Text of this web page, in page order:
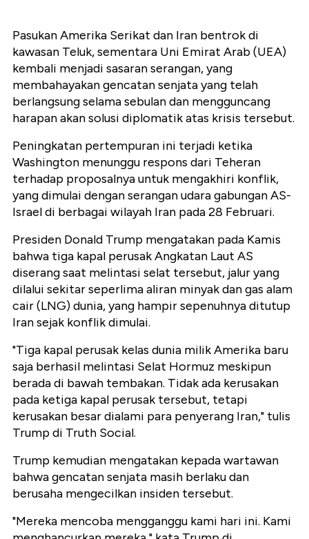
Pasukan Amerika Serikat dan Iran bentrok di
kawasan Teluk, sementara Uni Emirat Arab (UEA)
kembali menjadi sasaran serangan, yang
membahayakan gencatan senjata yang telah
berlangsung selama sebulan dan mengguncang
harapan akan solusi diplomatik atas krisis tersebut.
Peningkatan pertempuran ini terjadi ketika
Washington menunggu respons dari Teheran
terhadap proposalnya untuk mengakhiri konflik,
yang dimulai dengan serangan udara gabungan AS-
Israel di berbagai wilayah Iran pada 28 Februari.
Presiden Donald Trump mengatakan pada Kamis
bahwa tiga kapal perusak Angkatan Laut AS
diserang saat melintasi selat tersebut, jalur yang
dilalui sekitar seperlima aliran minyak dan gas alam
cair (LNG) dunia, yang hampir sepenuhnya ditutup
Iran sejak konflik dimulai.
"Tiga kapal perusak kelas dunia milik Amerika baru
saja berhasil melintasi Selat Hormuz meskipun
berada di bawah tembakan. Tidak ada kerusakan
pada ketiga kapal perusak tersebut, tetapi
kerusakan besar dialami para penyerang Iran," tulis
Trump di Truth Social.
Trump kemudian mengatakan kepada wartawan
bahwa gencatan senjata masih berlaku dan
berusaha mengecilkan insiden tersebut.
"Mereka mencoba mengganggu kami hari ini. Kami